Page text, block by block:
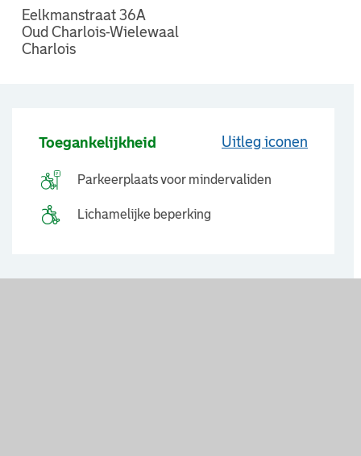
Eelkmanstraat 36A
Oud Charlois-Wielewaal
Charlois
Toegankelijkheid Uitleg iconen
Parkeerplaats voor mindervaliden
Lichamelijke beperking